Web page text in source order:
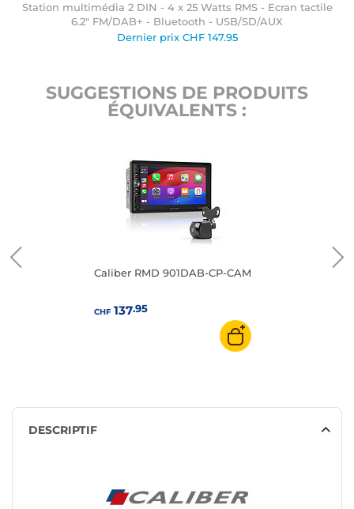
Station multimédia 2 DIN - 4 x 25 Watts RMS - Ecran tactile
6.2" FM/DAB+ - Bluetooth - USB/SD/AUX
Dernier prix CHF147.95
SUGGESTIONS DE PRODUITS
ÉQUIVALENTS :
Caliber RMD 901DAB-CP-CAM
CHF137.95
DESCRIPTIF